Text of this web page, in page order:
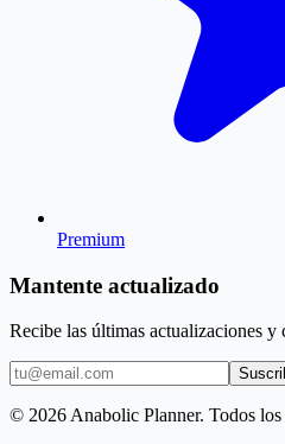
Premium
Mantente actualizado
Recibe las últimas actualizaciones y
© 2026 Anabolic Planner. Todos los